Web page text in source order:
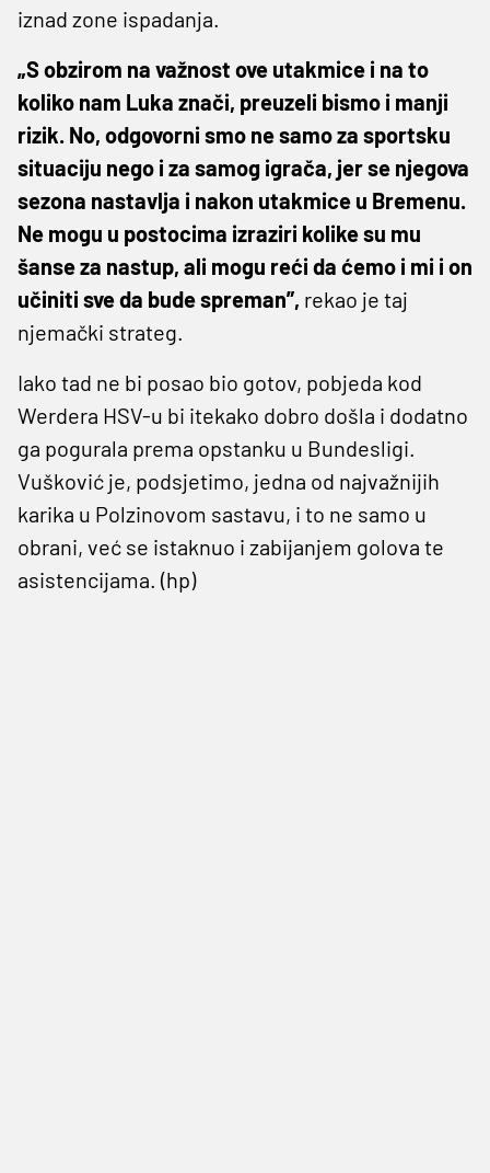
iznad zone ispadanja.
„S obzirom na važnost ove utakmice i na to
koliko nam Luka znači, preuzeli bismo i manji
rizik. No, odgovorni smo ne samo za sportsku
situaciju nego i za samog igrača, jer se njegova
sezona nastavlja i nakon utakmice u Bremenu.
Ne mogu u postocima izraziri kolike su mu
šanse za nastup, ali mogu reći da ćemo i mi i on
učiniti sve da bude spreman”, rekao je taj
njemački strateg.
Iako tad ne bi posao bio gotov, pobjeda kod
Werdera HSV-u bi itekako dobro došla i dodatno
ga pogurala prema opstanku u Bundesligi.
Vušković je, podsjetimo, jedna od najvažnijih
karika u Polzinovom sastavu, i to ne samo u
obrani, već se istaknuo i zabijanjem golova te
asistencijama. (hp)